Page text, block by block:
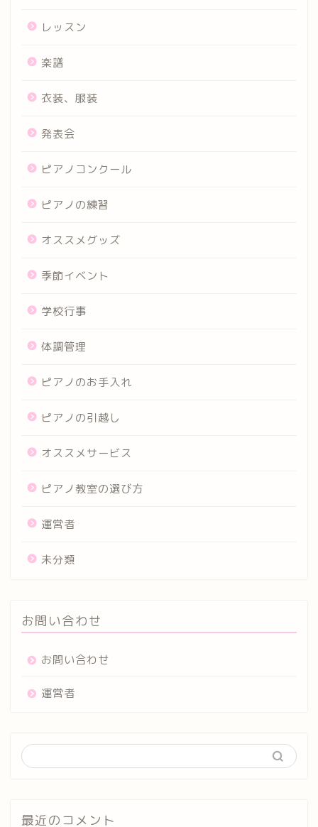
レッスン
楽譜
衣装、服装
発表会
ピアノコンクール
ピアノの練習
オススメグッズ
季節イベント
学校行事
体調管理
ピアノのお手入れ
ピアノの引越し
オススメサービス
ピアノ教室の選び方
運営者
未分類
お問い合わせ
お問い合わせ
運営者
最近のコメント